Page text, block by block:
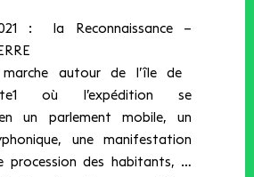
: la Reconnaissance –
marche autour de l’île de
où l’expédition se
un parlement mobile, un
une manifestation
procession des habitants, …